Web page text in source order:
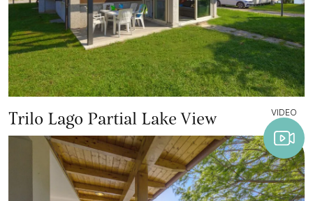
Trilo Lago Partial Lake View VIDEO